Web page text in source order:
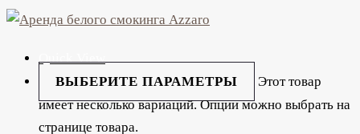
Quick View
ВЫБЕРИТЕ ПАРАМЕТРЫ
Этот товар
имеет несколько вариаций. Опции можно выбрать на
странице товара.